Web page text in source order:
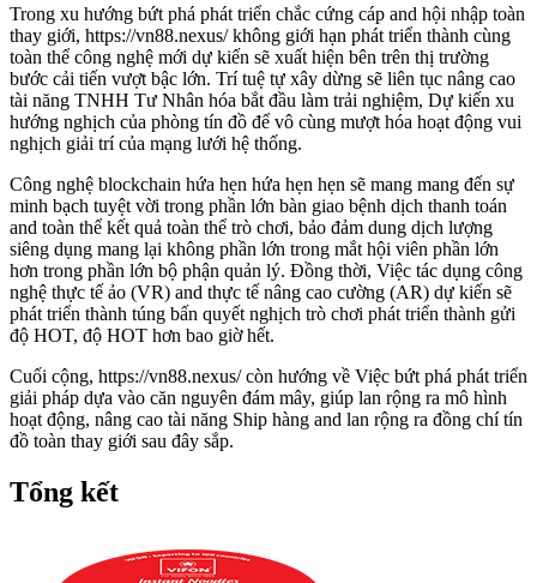
Trong xu hướng bứt phá phát triển chắc cứng cáp and hội nhập toàn
thay giới, https://vn88.nexus/ không giới hạn phát triển thành cùng
toàn thể công nghệ mới dự kiến sẽ xuất hiện bên trên thị trường
bước cải tiến vượt bậc lớn. Trí tuệ tự xây dừng sẽ liên tục nâng cao
tài năng TNHH Tư Nhân hóa bắt đầu làm trải nghiệm, Dự kiến xu
hướng nghịch của phòng tín đồ để vô cùng mượt hóa hoạt động vui
nghịch giải trí của mạng lưới hệ thống.
Công nghệ blockchain hứa hẹn hứa hẹn hẹn sẽ mang mang đến sự
minh bạch tuyệt vời trong phần lớn bàn giao bệnh dịch thanh toán
and toàn thể kết quả toàn thể trò chơi, bảo đảm dung dịch lượng
siêng dụng mang lại không phần lớn trong mắt hội viên phần lớn
hơn trong phần lớn bộ phận quản lý. Đồng thời, Việc tác dụng công
nghệ thực tế ảo (VR) and thực tế nâng cao cường (AR) dự kiến sẽ
phát triển thành túng bấn quyết nghịch trò chơi phát triển thành gửi
độ HOT, độ HOT hơn bao giờ hết.
Cuối cộng, https://vn88.nexus/ còn hướng về Việc bứt phá phát triển
giải pháp dựa vào căn nguyên đám mây, giúp lan rộng ra mô hình
hoạt động, nâng cao tài năng Ship hàng and lan rộng ra đồng chí tín
đồ toàn thay giới sau đây sắp.
Tổng kết